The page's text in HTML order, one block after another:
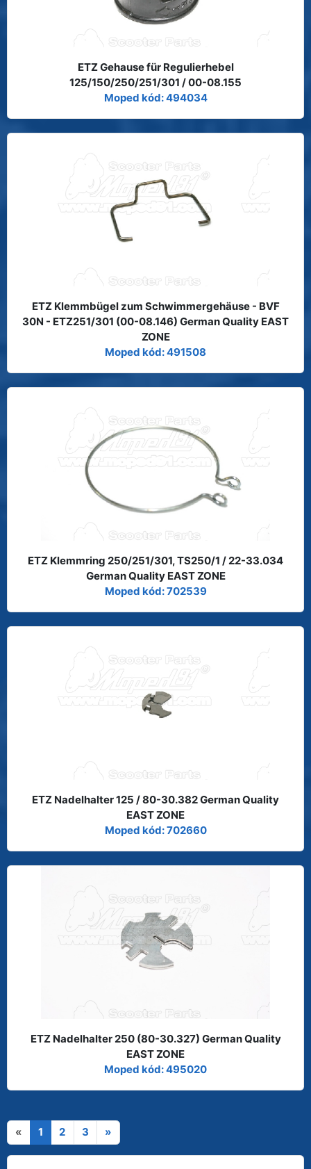
ETZ Gehause für Regulierhebel
125/150/250/251/301 / 00-08.155
Moped kód: 494034
ETZ Klemmbügel zum Schwimmergehäuse - BVF
30N - ETZ251/301 (00-08.146) German Quality EAST
ZONE
Moped kód: 491508
ETZ Klemmring 250/251/301, TS250/1 / 22-33.034
German Quality EAST ZONE
Moped kód: 702539
ETZ Nadelhalter 125 / 80-30.382 German Quality
EAST ZONE
Moped kód: 702660
ETZ Nadelhalter 250 (80-30.327) German Quality
EAST ZONE
Moped kód: 495020
« 1 2 3 »